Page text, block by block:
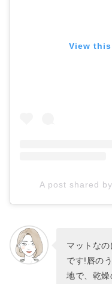
View
A post shared
マットな
です!唇の
地で、乾